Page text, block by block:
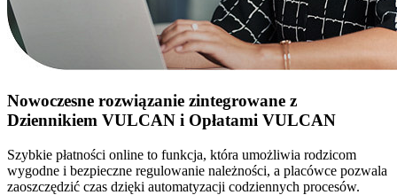
Nowoczesne rozwiązanie zintegrowane z
Dziennikiem VULCAN i Opłatami VULCAN
Szybkie płatności online to funkcja, która umożliwia rodzicom
wygodne i bezpieczne regulowanie należności, a placówce pozwala
zaoszczędzić czas dzięki automatyzacji codziennych procesów.